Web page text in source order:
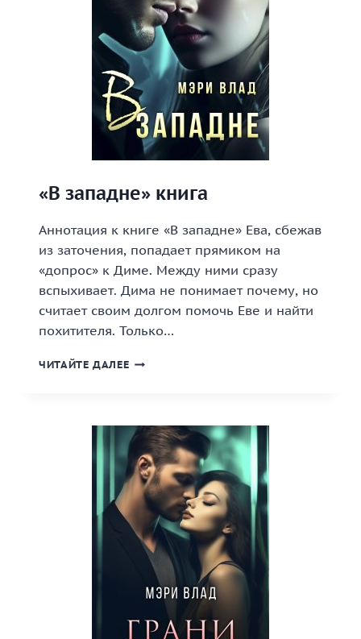
«В западне» книга
Аннотация к книге «В западне» Ева, сбежав
из заточения, попадает прямиком на
«допрос» к Диме. Между ними сразу
вспыхивает. Дима не понимает почему, но
считает своим долгом помочь Еве и найти
похитителя. Только…
ЧИТАЙТЕ ДАЛЕЕ «В